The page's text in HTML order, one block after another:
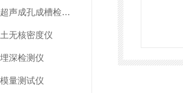
多功能型超声成孔成槽检测仪
无核密度仪
深检测仪
量测试仪